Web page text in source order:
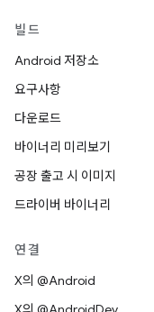
빌드
Android 저장소
요구사항
다운로드
바이너리 미리보기
공장 출고 시 이미지
드라이버 바이너리
연결
X의 @Android